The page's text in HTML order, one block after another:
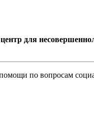
для
по вопросам